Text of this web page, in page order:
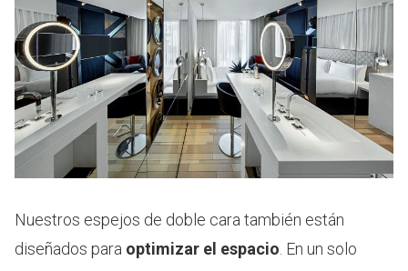
Nuestros espejos de doble cara también están
diseñados para optimizar el espacio . En un solo